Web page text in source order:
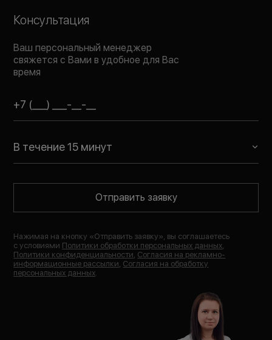
Консультация
Ваш персональный менеджер
свяжется с Вами в удобное для Вас
время
В течение 15 минут
Отправить заявку
Нажимая на кнопку «Отправить заявку», вы соглашаетесь
с условиями Политики обработки персональных данных
Политики конфиденциальности Согласия на рекламно-
информационные рассылки Согласия на обработку
персональных данных